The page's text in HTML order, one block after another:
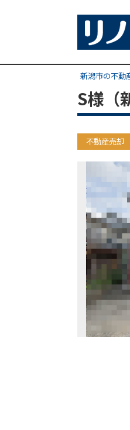
新潟市の不動
S様（
不動産売却